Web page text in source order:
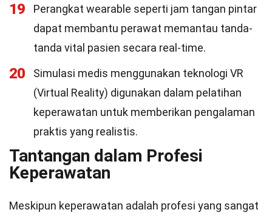
19
Perangkat wearable seperti jam tangan pintar
dapat membantu perawat memantau tanda-
tanda vital pasien secara real-time.
20
Simulasi medis menggunakan teknologi VR
(Virtual Reality) digunakan dalam pelatihan
keperawatan untuk memberikan pengalaman
praktis yang realistis.
Tantangan dalam Profesi
Keperawatan
Meskipun keperawatan adalah profesi yang sangat